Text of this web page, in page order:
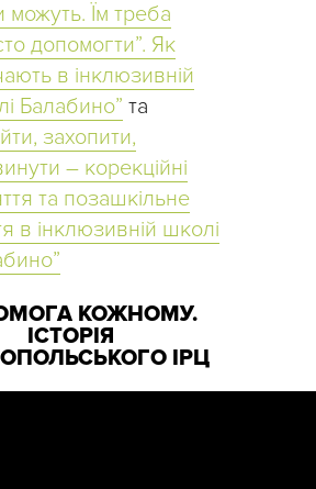
можуть. Їм треба
допомогти”. Як
в інклюзивній
Балабино” та
захопити,
– корекційні
та позашкільне
в інклюзивній школі
КОЖНОМУ.
ІСТОРІЯ
ІРЦ